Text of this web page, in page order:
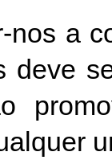
nos a
deve